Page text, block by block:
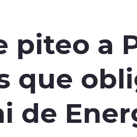
piteo a
que
de